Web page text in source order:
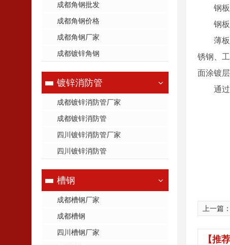
成都角钢批发
成都角钢价格
成都角钢厂家
成都镀锌角钢
镀锌消防管
成都镀锌消防管厂家
成都镀锌消防管
四川镀锌消防管厂家
四川镀锌消防管
槽钢
成都槽钢厂家
成都槽钢
四川槽钢厂家
钢
钢
薄
锈钢、
面涂镀
通
上一篇：
【推